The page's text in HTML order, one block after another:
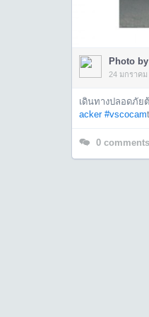
Photo by
24 มกราคม
เดินทางปลอดภัย
acker #vscocam
0 comments